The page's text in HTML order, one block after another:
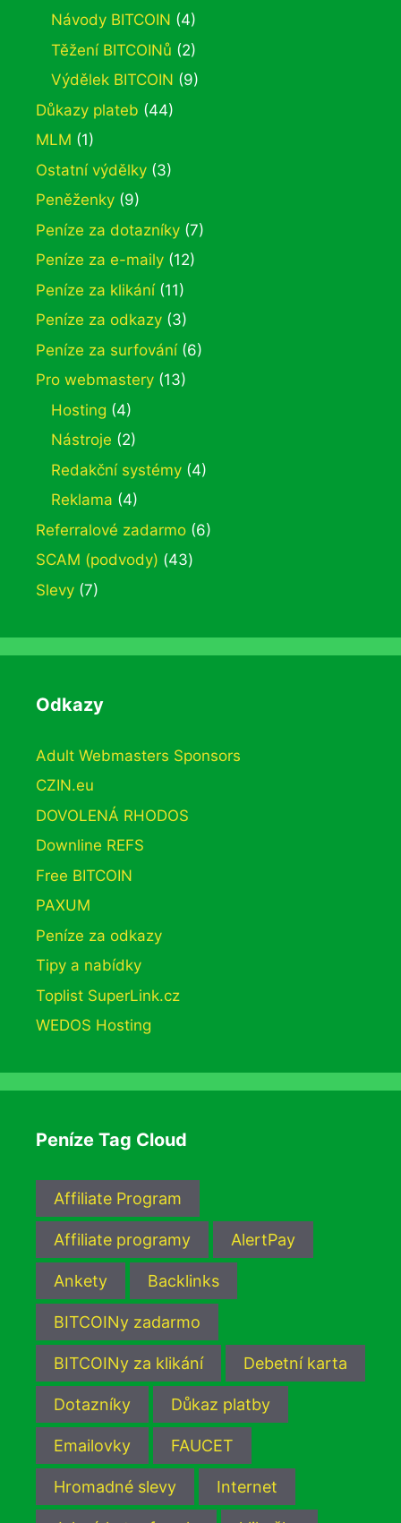
Návody BITCOIN (4)
Těžení BITCOINů (2)
Výdělek BITCOIN (9)
Důkazy plateb (44)
MLM (1)
Ostatní výdělky (3)
Peněženky (9)
Peníze za dotazníky (7)
Peníze za e-maily (12)
Peníze za klikání(11)
Peníze za odkazy (3)
Peníze za surfování(6)
Pro webmastery (13)
Hosting (4)
Nástroje (2)
Redakční systémy (4)
Reklama (4)
Referralové zadarmo (6)
SCAM (podvody) (43)
Slevy (7)
Odkazy
Adult Webmasters Sponsors
CZIN.eu
DOVOLENÁ RHODOS
Downline REFS
Free BITCOIN
PAXUM
Peníze za odkazy
Tipy a nabídky
Toplist SuperLink.cz
WEDOS Hosting
Peníze Tag Cloud
Affiliate Program
Affiliate programy AlertPay
Ankety Backlinks
BITCOINy zadarmo
BITCOINy za klikání Debetní karta
Dotazníky Důkaz platby
Emailovky FAUCET
Hromadné slevy Internet